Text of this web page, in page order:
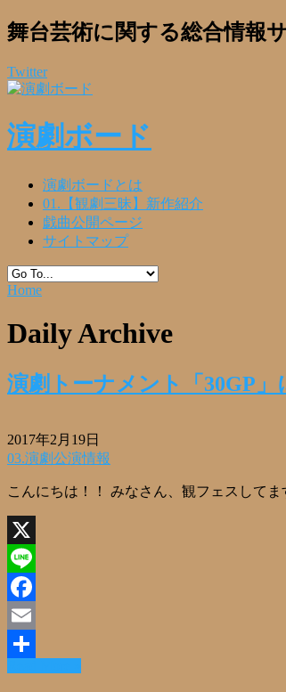
舞台芸術に関する総合情報
Twitter
演劇ボード
演劇ボードとは
01.【観劇三昧】新作紹介
戯曲公開ページ
サイトマップ
Home
Daily Archive
演劇トーナメント「30GP
2017年2月19日
03.演劇公演情報
こんにちは！！ みなさん、観フェスして
X
Line
Facebook
Email
共